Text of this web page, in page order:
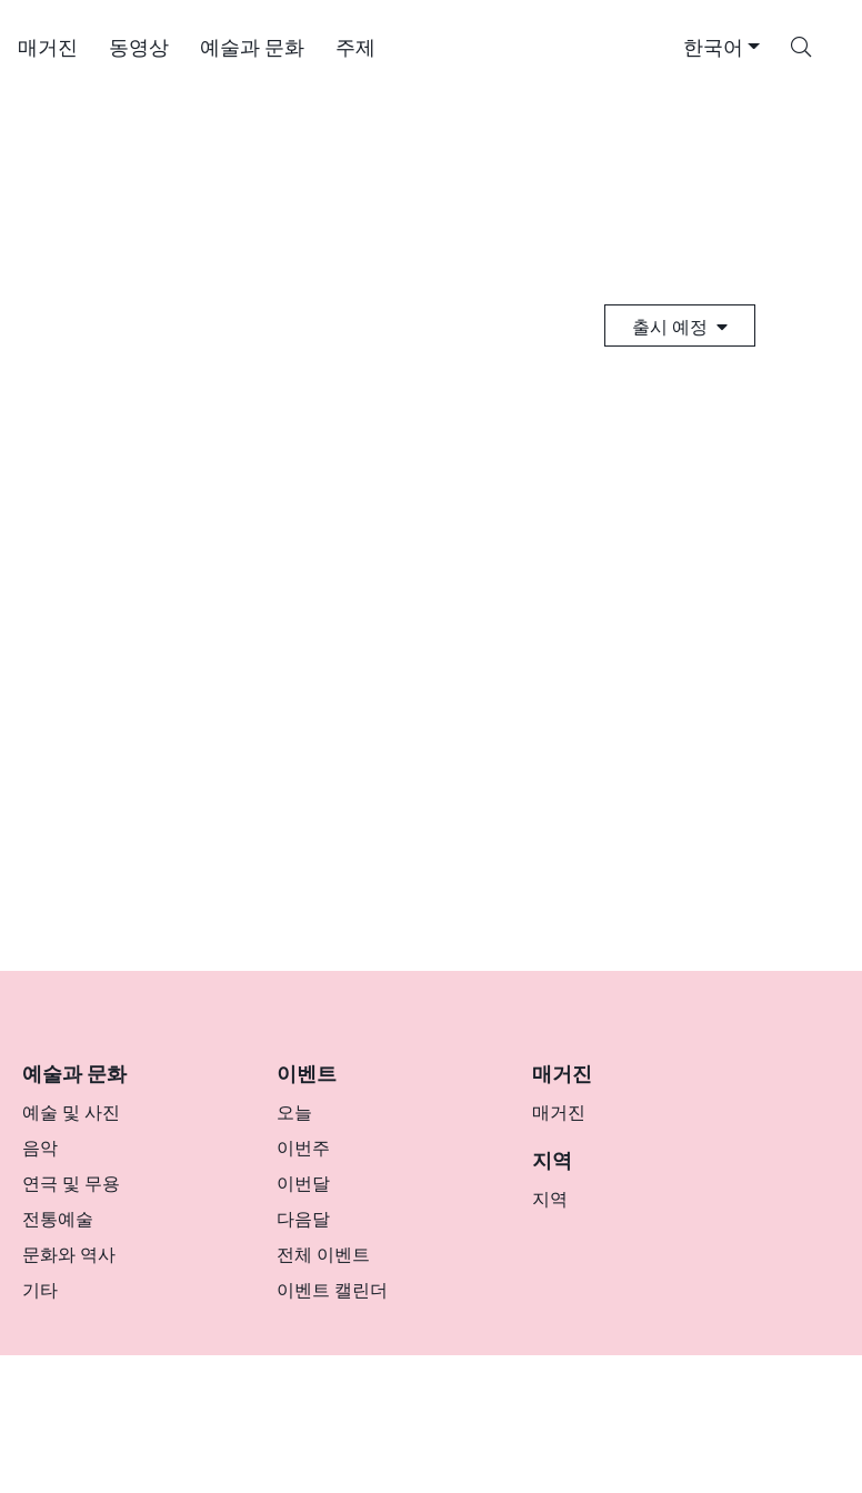
매거진 동영상 예술과 문화 주제 한국어
색
출시 예정
예술과 문화
예술 및 사진
음악
연극 및 무용
전통예술
문화와 역사
기타
이벤트
오늘
이번주
이번달
다음달
전체 이벤트
이벤트 캘린더
매거진
매거진
지역
지역